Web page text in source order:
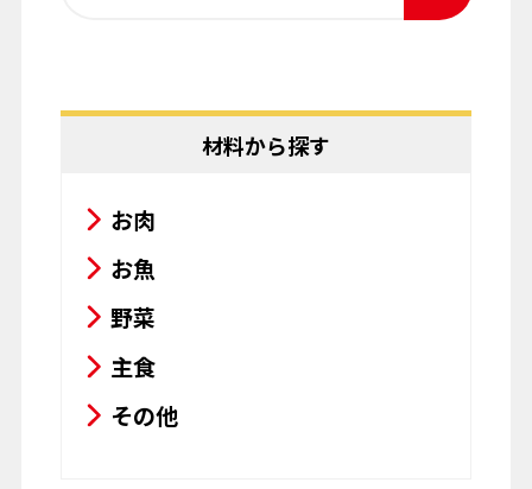
材料から探す
お肉
お魚
野菜
主食
その他